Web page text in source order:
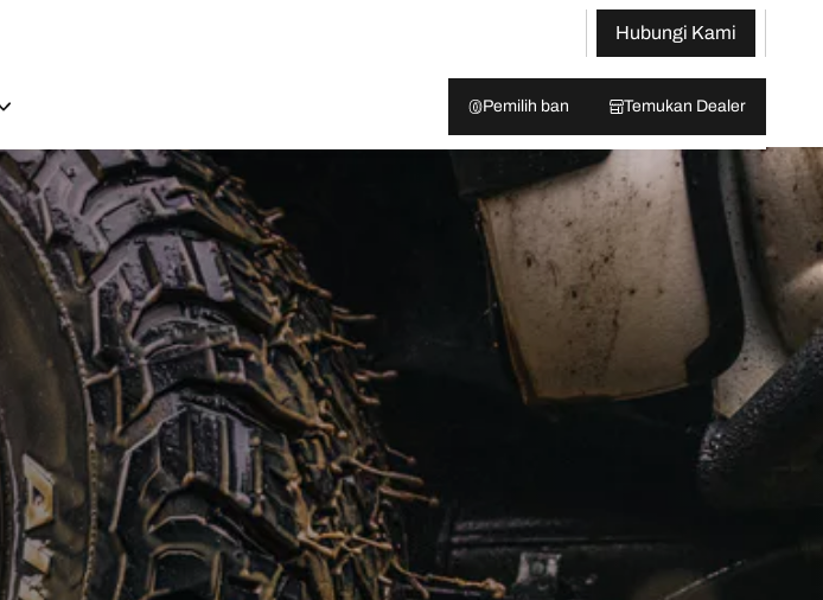
Hubungi Kami
Pemilih ban Temukan Dealer